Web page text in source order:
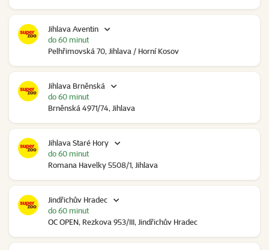
Jihlava Aventin
Pelhřimovská 70, Jihlava / Horní Kosov
do 60 minut
Jihlava Brněnská
Brněnská 4971/74, Jihlava
do 60 minut
Jihlava Staré Hory
Romana Havelky 5508/1, Jihlava
do 60 minut
Jindřichův Hradec
OC OPEN, Rezkova 953/III, Jindřichův Hradec
do 60 minut